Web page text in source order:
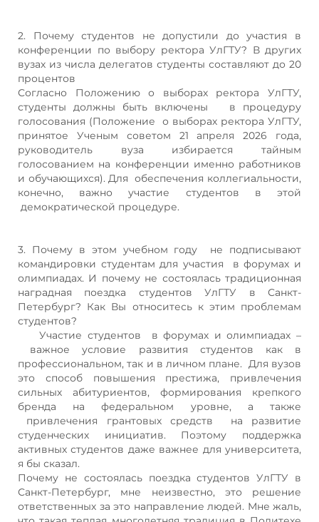
2. Почему студентов не допустили до участия в
конференции по выбору ректора УлГТУ? В других
вузах из числа делегатов студенты составляют до 20
процентов
Согласно Положению о выборах ректора УлГТУ,
студенты должны быть включены в процедуру
голосования (Положение о выборах ректора УлГТУ,
принятое Ученым советом 21 апреля 2026 года,
руководитель вуза избирается тайным
голосованием на конференции именно работников
и обучающихся). Для обеспечения коллегиальности,
конечно, важно участие студентов в этой
демократической процедуре.
3. Почему в этом учебном году не подписывают
командировки студентам для участия в форумах и
олимпиадах. И почему не состоялась традиционная
наградная поездка студентов УлГТУ в Санкт-
Петербург? Как Вы относитесь к этим проблемам
студентов?
Участие студентов в форумах и олимпиадах –
важное условие развития студентов как в
профессиональном, так и в личном плане. Для вузов
это способ повышения престижа, привлечения
сильных абитуриентов, формирования крепкого
бренда на федеральном уровне, а также
привлечения грантовых средств на развитие
студенческих инициатив. Поэтому поддержка
активных студентов даже важнее для университета,
я бы сказал.
Почему не состоялась поездка студентов УлГТУ в
Санкт-Петербург, мне неизвестно, это решение
ответственных за это направление людей. Мне жаль,